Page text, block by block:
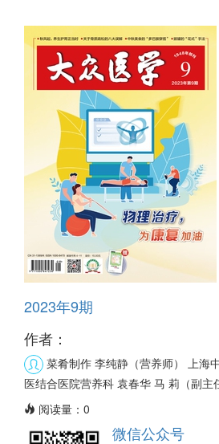
2023年9期
作者：
菜肴制作 李纯静（营养师） 上海
医结合医院营养科 袁春华 马 莉（副主
阅读量： 0
微信公众号